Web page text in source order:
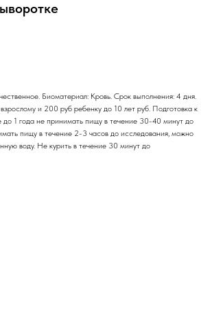
Биоматериал: Кровь. Срок выполнения: 4 дня.
и 200 руб ребенку до 10 лет руб. Подготовка к
до 1 года не принимать пищу в течение 30-40 минут до
пищу в течение 2-3 часов до исследования, можно
воду. Не курить в течение 30 минут до